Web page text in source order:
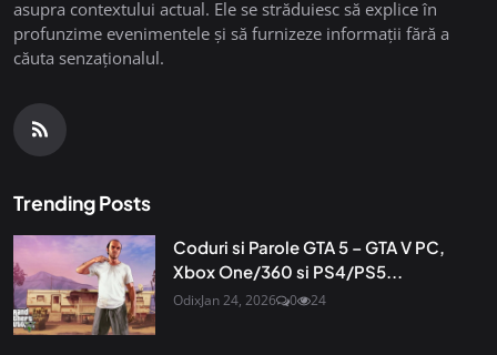
asupra contextului actual. Ele se străduiesc să explice în
profunzime evenimentele și să furnizeze informații fără a
căuta senzaționalul.
Trending Posts
Coduri si Parole GTA 5 – GTA V PC,
Xbox One/360 si PS4/PS5...
OdixJan 24, 2026 0 24